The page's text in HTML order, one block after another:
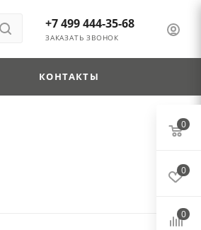
+7 499 444-35-68
ЗАКАЗАТЬ ЗВОНОК
КОНТАКТЫ
0
0
0